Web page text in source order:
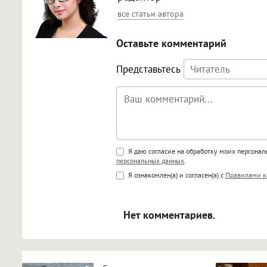
все статьи автора
Оставьте комментарий
Представьтесь
Поддержка HTML
<b>, <strong>, <u>, <i>, <em>,
<blockquote>, <code>
Я даю согласие на обработку моих
персональных данных.
Я ознакомлен(а) и согласен(а) с Правилами
Нет комментариев.